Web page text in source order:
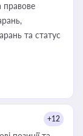
правове
та статус
+12